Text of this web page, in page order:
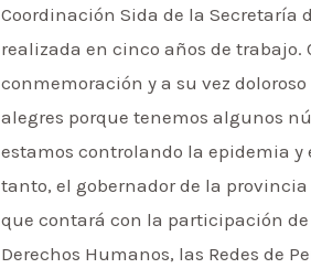
Coordinación Sida de la Secretaría
realizada en cinco años de trabajo.
conmemoración y a su vez
alegres porque tenemos algunos
estamos controlando la epidemia y
tanto, el gobernador de la provincia
que contará con la participación de
Derechos Humanos, las Redes de